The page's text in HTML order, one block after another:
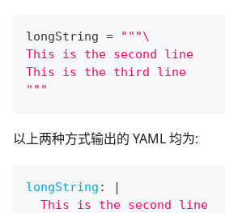
longString =
"""\
This is the second line
This is the third line
"""
以上两种方式输出的 YAML 均为:
longString :
|
  This is the second line